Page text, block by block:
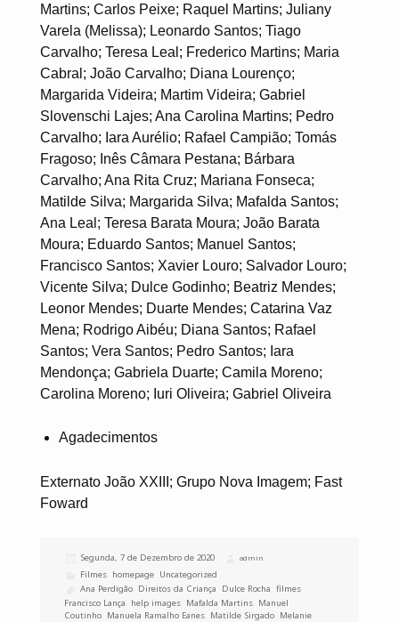
Martins; Carlos Peixe; Raquel Martins; Juliany
Varela (Melissa); Leonardo Santos; Tiago
Carvalho; Teresa Leal; Frederico Martins; Maria
Cabral; João Carvalho; Diana Lourenço;
Margarida Videira; Martim Videira; Gabriel
Slovenschi Lajes; Ana Carolina Martins; Pedro
Carvalho; Iara Aurélio; Rafael Campião; Tomás
Fragoso; Inês Câmara Pestana; Bárbara
Carvalho; Ana Rita Cruz; Mariana Fonseca;
Matilde Silva; Margarida Silva; Mafalda Santos;
Ana Leal; Teresa Barata Moura; João Barata
Moura; Eduardo Santos; Manuel Santos;
Francisco Santos; Xavier Louro; Salvador Louro;
Vicente Silva; Dulce Godinho; Beatriz Mendes;
Leonor Mendes; Duarte Mendes; Catarina Vaz
Mena; Rodrigo Aibéu; Diana Santos; Rafael
Santos; Vera Santos; Pedro Santos; Iara
Mendonça; Gabriela Duarte; Camila Moreno;
Carolina Moreno; Iuri Oliveira; Gabriel Oliveira
Agadecimentos
Externato João XXIII; Grupo Nova Imagem; Fast
Foward
Publicado
Segunda, 7 de Dezembro de 2020 Autor
admin
Categorias
Filmes homepage Uncategorized
Etiquetas
Ana Perdigão Direitos da Criança Dulce Rocha ,filmes
Francisco Lança
help images Mafalda Martins Manuel
Coutinho Manuela Ramalho Eanes Matilde Sirgado Melanie